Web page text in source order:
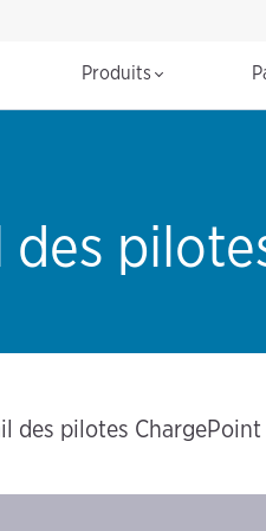
Produits
des pilotes